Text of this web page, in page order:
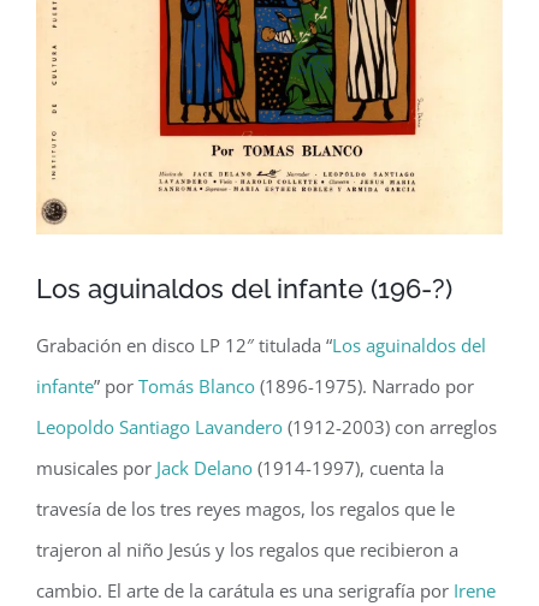
Los aguinaldos del infante (196-?)
Grabación en disco LP 12″ titulada “Los aguinaldos del
infante” por Tomás Blanco (1896-1975). Narrado por
Leopoldo Santiago Lavandero (1912-2003) con arreglos
musicales por Jack Delano (1914-1997), cuenta la
travesía de los tres reyes magos, los regalos que le
trajeron al niño Jesús y los regalos que recibieron a
cambio. El arte de la carátula es una serigrafía por Irene